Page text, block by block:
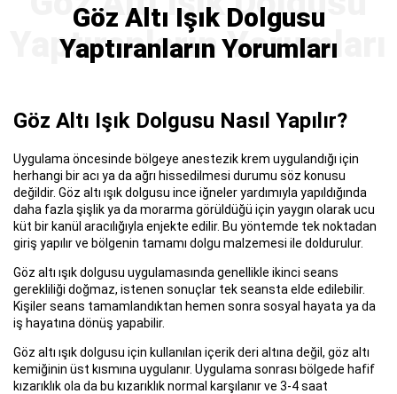
Göz Altı Işık Dolgusu
Yaptıranların Yorumları
Göz Altı Işık Dolgusu Nasıl Yapılır?
Uygulama öncesinde bölgeye anestezik krem uygulandığı için
herhangi bir acı ya da ağrı hissedilmesi durumu söz konusu
değildir. Göz altı ışık dolgusu ince iğneler yardımıyla yapıldığında
daha fazla şişlik ya da morarma görüldüğü için yaygın olarak ucu
küt bir kanül aracılığıyla enjekte edilir. Bu yöntemde tek noktadan
giriş yapılır ve bölgenin tamamı dolgu malzemesi ile doldurulur.
Göz altı ışık dolgusu uygulamasında genellikle ikinci seans
gerekliliği doğmaz, istenen sonuçlar tek seansta elde edilebilir.
Kişiler seans tamamlandıktan hemen sonra sosyal hayata ya da
iş hayatına dönüş yapabilir.
Göz altı ışık dolgusu için kullanılan içerik deri altına değil, göz altı
kemiğinin üst kısmına uygulanır. Uygulama sonrası bölgede hafif
kızarıklık ola da bu kızarıklık normal karşılanır ve 3-4 saat